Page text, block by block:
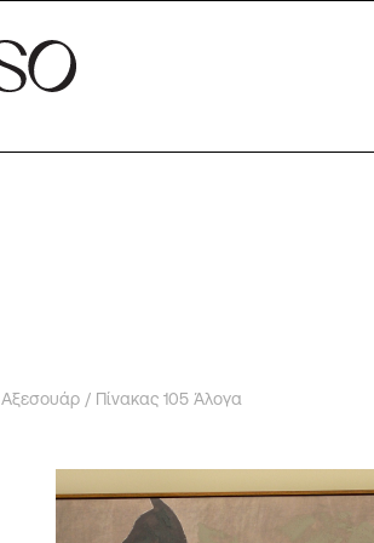
Αξεσουάρ / Πίνακας 105 Άλογα